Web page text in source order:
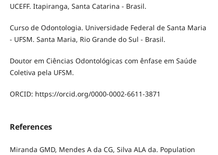
UCEFF. Itapiranga, Santa Catarina - Brasil.
Curso de Odontologia. Universidade Federal de Santa Maria
- UFSM. Santa Maria, Rio Grande do Sul - Brasil.
Doutor em Ciências Odontológicas com ênfase em Saúde
Coletiva pela UFSM.
ORCID: https://orcid.org/0000-0002-6611-3871
References
Miranda GMD, Mendes A da CG, Silva ALA da. Population